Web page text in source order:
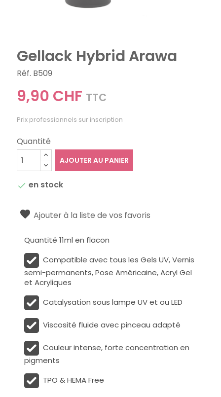
Gellack Hybrid Arawa
Réf. B509
9,90 CHF TTC
Prix professionnels sur inscription
Quantité
AJOUTER AU PANIER
 en stock
Ajouter à la liste de vos favoris
Quantité 11ml en flacon
Compatible avec tous les Gels UV, Vernis
semi-permanents, Pose Américaine, Acryl Gel
et Acryliques
Catalysation sous lampe UV et ou LED
Viscosité fluide avec pinceau adapté
Couleur intense, forte concentration en
pigments
TPO & HEMA Free